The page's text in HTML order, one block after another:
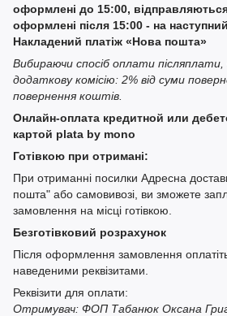
оформлені до 15:00,
оформлені після 15:00 - на
Накладений платіж «Нова пошта»
Вибираючи спосіб оплати
додаткову комісію: 2% від суми
повернення коштів.
Онлайн-оплата кредитной или
картой plata by mono
Готівкою при отримані:
При отриманні посилки Адресна
пошта" або самовивозі, ви зможете
замовлення на місці готівкою.
Безготівковий розрахунок
Після оформлення замовлення
наведеними реквізитами.
Реквізити для оплати:
Отримувач: ФОП Табанюк Оксана